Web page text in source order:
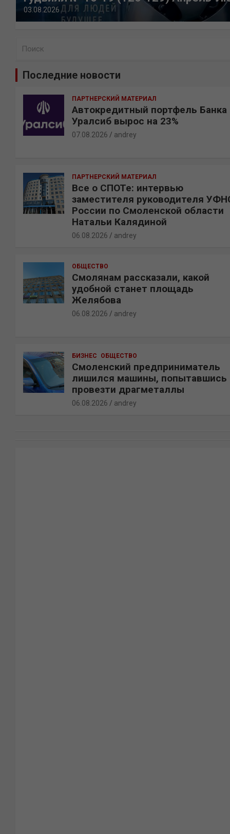
03.08.2026
Последние новости
ПАРТНЕРСКИЙ МАТЕРИАЛ
Автокредитный портфель Банка
Уралсиб вырос на 23%
07.08.2026 andrey
ПАРТНЕРСКИЙ МАТЕРИАЛ
Все о СПОТе: интервью
заместителя руководителя
России по Смоленской области
Натальи Калядиной
06.08.2026 andrey
ОБЩЕСТВО
Смолянам рассказали, какой
удобной станет площадь
Желябова
06.08.2026 andrey
БИЗНЕС ОБЩЕСТВО
Смоленский предприниматель
лишился машины, попытавшись
провезти драгметаллы
06.08.2026 andrey